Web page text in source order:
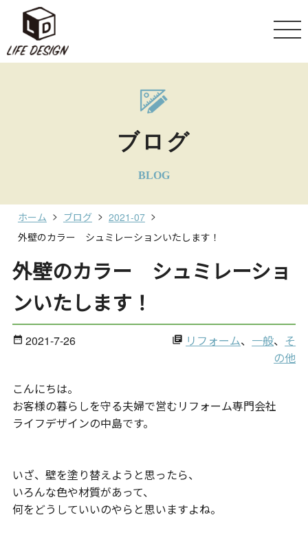
ブログ
BLOG
ホーム ブログ
2021-07
外壁のカラー シュミレーションいたします！
外壁のカラー シュミレーショ
ンいたします！
date_range 2021-7-26 library_books リフォーム、 一般、 そ
の他
こんにちは。
お客様の暮らしを守る夫婦で営むリフォーム専門会社
ライフデザインの中島です。
いざ、壁を塗り替えようと思ったら、
いろんな色や材質があって、
何をどうしていいのやらと思いますよね。